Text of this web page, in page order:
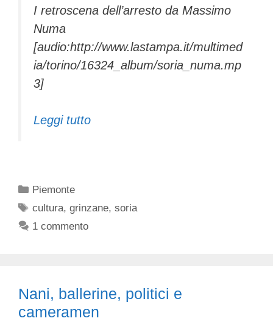
I retroscena dell’arresto da Massimo
Numa
[audio:http://www.lastampa.it/multimed
ia/torino/16324_album/soria_numa.mp
3]
Leggi tutto
Categorie
Piemonte
Tag
cultura,grinzane,soria
1 commento
Nani, ballerine, politici e
cameramen